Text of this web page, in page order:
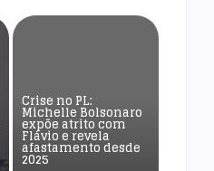
Crise no PL:
Michelle Bolsonaro
expõe atrito com
Flávio e revela
afastamento desde
2025